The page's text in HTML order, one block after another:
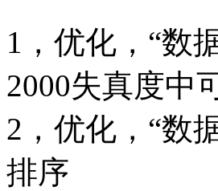
1，优化，“数
2000失真度中
2，优化，“数
排序